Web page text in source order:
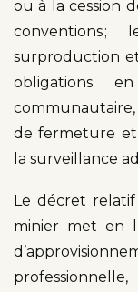
ou à la cession
conventions
surproduction
obligations
de fermeture et
la surveillance
Le décret
minier met en